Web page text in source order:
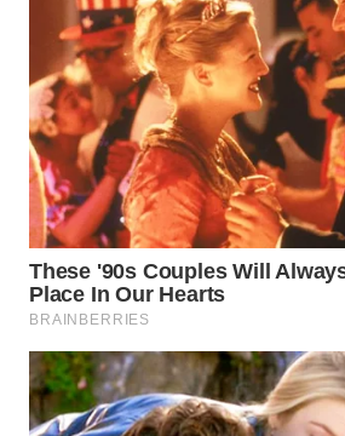
WN
CIANJUR
WN
KEPULAUAN
SERIBU
WN
TANGERANG
WN
BINJAI
WN
CIREBON